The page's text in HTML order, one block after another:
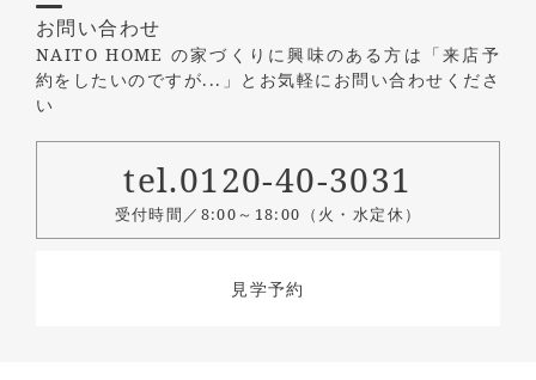
お問い合わせ
NAITO HOME の家づくりに興味のある方は 「来店予
約をしたいのですが...」とお気軽にお問い合わせくださ
い
tel.0120-40-3031
受付時間／8:00～18:00（火・水定休）
見学予約